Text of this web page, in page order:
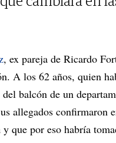
, ex pareja de Ricardo
A los 62 años, quien
balcón de un
allegados confirmaron
y que por eso habría